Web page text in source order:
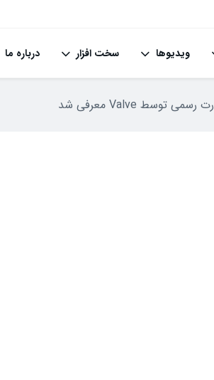
ویدیوها سخت افزار درباره ما